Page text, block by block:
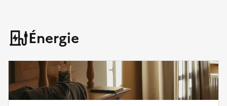
Énergie